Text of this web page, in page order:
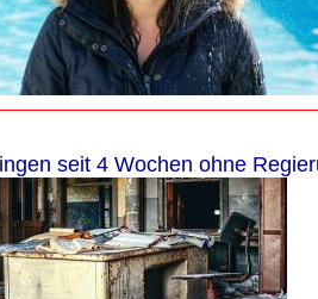
seit 4 Wochen ohne